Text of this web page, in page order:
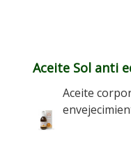
Aceite Sol anti
Aceite